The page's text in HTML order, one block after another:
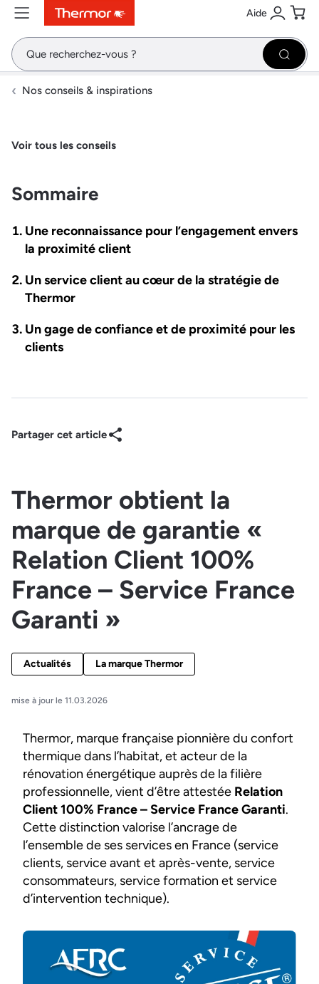
ContenuMenuRecherche Aide
Se
Nos conseils & inspirations
Voir tous les conseils
Sommaire
Une reconnaissance pour l’engagement envers
la proximité client
Un service client au cœur de la stratégie de
Thermor
Un gage de confiance et de proximité pour les
clients
Partager cet article
Thermor obtient la
marque de garantie «
Relation Client 100%
France – Service France
Garanti »
Actualités La marque Thermor
mise à jour le 11.03.2026
Thermor, marque française pionnière du confort
thermique dans l’habitat, et acteur de la
rénovation énergétique auprès de la filière
professionnelle, vient d’être attestée Relation
Client 100% France – Service France Garanti.
Cette distinction valorise l’ancrage de
l’ensemble de ses services en France (service
clients, service avant et après-vente, service
consommateurs, service formation et service
d’intervention technique).